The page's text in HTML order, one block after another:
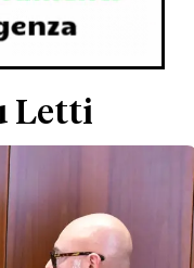
Letti